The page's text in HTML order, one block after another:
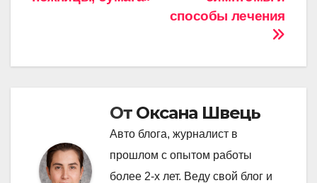
способы лечения
От Оксана Швець
Авто блога, журналист в
прошлом с опытом работы
более 2-х лет. Веду свой блог и